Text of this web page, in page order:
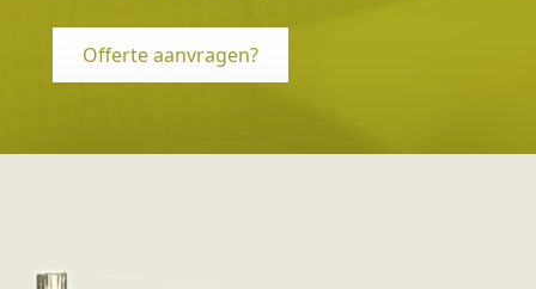
Offerte aanvragen?